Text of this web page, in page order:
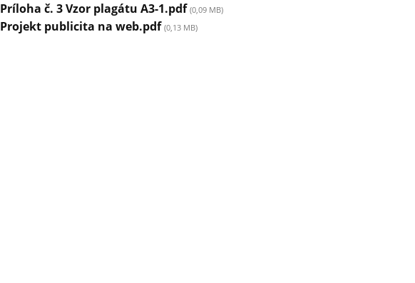
Príloha č. 3 Vzor plagátu A3-1.pdf (0,09 MB)
Projekt publicita na web.pdf (0,13 MB)